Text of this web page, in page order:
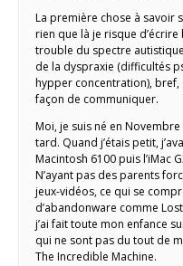
La première chose à savoir
rien que là je risque d’écrire
trouble du spectre
de la dyspraxie (difficultés
hypper concentration),
façon de communiquer.
Moi, je suis né en Novembre
tard. Quand j’étais petit,
Macintosh 6100 puis l’iMac
N’ayant pas des parents
jeux-vidéos, ce qui se
d’abandonware comme
j’ai fait toute mon enfance
qui ne sont pas du tout de
The Incredible Machine.